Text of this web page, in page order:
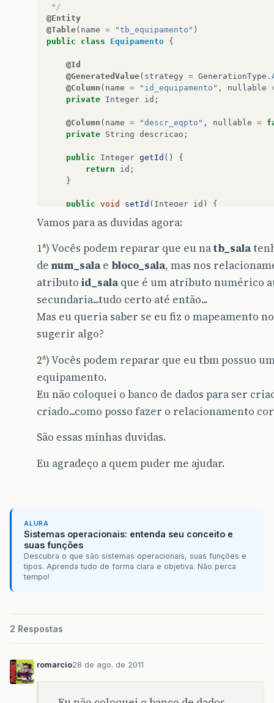
}
public int getNumero ()
}
public void setNumero(int numero
{
this .numero = numero
public String getBloco()
}
public
}
public Double getDimensaoX
}
public void setDimensaoX(Double dimensaoX)
this. dimensaoX = dimensaoX ;
}
public Double getDimensaoY()
{
return
public void setDimensaoY (Double dimensaoY)
this
public TipoCarteira getTipoCarteira() {
}
public setTipoCarteira TipoCarteira
this.tipoCarteira = tipoCarteira
public
this.capacidade = capacidade;
*/
@Entity
@Table( name = "tb_equipamento" )
public
class Equipamento {
@Id
@GeneratedValue( strategy = GenerationType .
@Column ( name = "id_equipamento" , nullable
private Integer id ;
@Column ( name = "descr_eqpto" , nullable =
private String descricao ;
public Integer getId ()
{
return
id ;
}
public void setId ( Integer id )
{
}
public String getDescricao() {
return descricao
public void setDescricao(String
}
Vamos para as duvidas agora:
1ª) Vocês podem reparar que eu natb_sala
de num_sala e bloco_sala, mas nos
atributo id_sala que é um atributo numérico
secundaria...tudo certo até então...
Mas eu queria saber se eu fiz o mapeamento
sugerir algo?
2ª) Vocês podem reparar que eu tbm possuo
equipamento.
Eu não coloquei o banco de dados para ser
criado...como posso fazer o relacionamento
São essas minhas duvidas.
Eu agradeço a quem puder me ajudar.
ALURA
Sistemas operacionais: entenda seu conceito e
suas funções
Descubra o que são sistemas operacionais, suas funções e
tipos. Aprenda tudo de forma clara e objetiva. Não perca
tempo!
2 Respostas
romarcio28 de ago. de 2011